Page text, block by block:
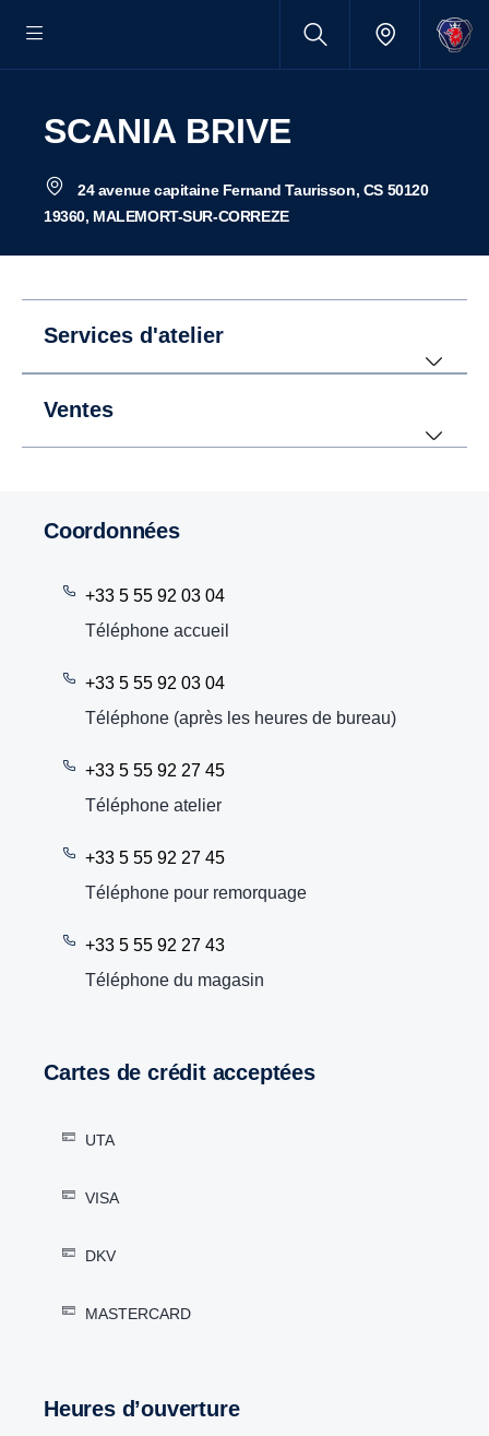
SCANIA BRIVE
24 avenue capitaine Fernand Taurisson, CS 50120
19360, MALEMORT-SUR-CORREZE
Services d'atelier
Ventes
Coordonnées
+33 5 55 92 03 04
Téléphone accueil
+33 5 55 92 03 04
Téléphone (après les heures de bureau)
+33 5 55 92 27 45
Téléphone atelier
+33 5 55 92 27 45
Téléphone pour remorquage
+33 5 55 92 27 43
Téléphone du magasin
Cartes de crédit acceptées
UTA
VISA
DKV
MASTERCARD
Heures d’ouverture